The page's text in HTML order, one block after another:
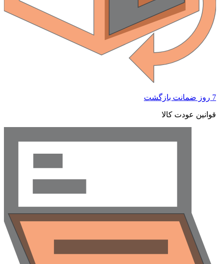
7 روز ضمانت بازگشت
قوانین عودت کالا